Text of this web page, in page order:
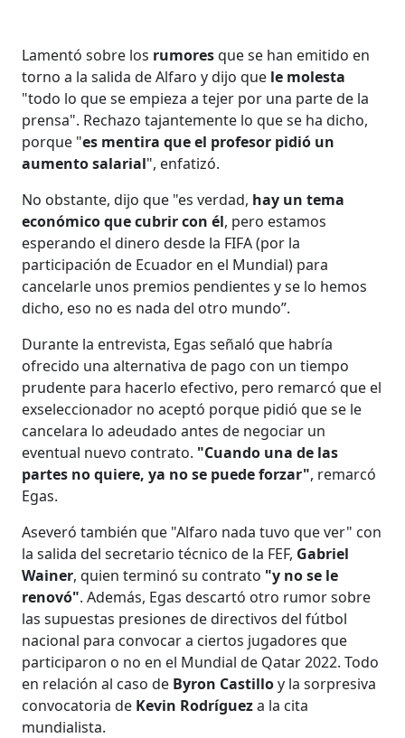
Lamentó sobre los rumoresque se han emitido en
torno a la salida de Alfaro y dijo que le molesta
"todo lo que se empieza a tejer por una parte de la
prensa". Rechazo tajantemente lo que se ha dicho,
porque "es mentira que el profesor pidió un
aumento salarial", enfatizó.
No obstante, dijo que "es verdad, hay un tema
económico que cubrir con él, pero estamos
esperando el dinero desde la FIFA (por la
participación de Ecuador en el Mundial) para
cancelarle unos premios pendientes y se lo hemos
dicho, eso no es nada del otro mundo”.
Durante la entrevista, Egas señaló que habría
ofrecido una alternativa de pago con un tiempo
prudente para hacerlo efectivo, pero remarcó que el
exseleccionador no aceptó porque pidió que se le
cancelara lo adeudado antes de negociar un
eventual nuevo contrato. "Cuando una de las
partes no quiere, ya no se puede forzar", remarcó
Egas.
Aseveró también que "Alfaro nada tuvo que ver" con
la salida del secretario técnico de la FEF, Gabriel
Wainer, quien terminó su contrato "y no se le
renovó". Además, Egas descartó otro rumor sobre
las supuestas presiones de directivos del fútbol
nacional para convocar a ciertos jugadores que
participaron o no en el Mundial de Qatar 2022. Todo
en relación al caso de Byron Castilloy la sorpresiva
convocatoria de Kevin Rodrígueza la cita
mundialista.